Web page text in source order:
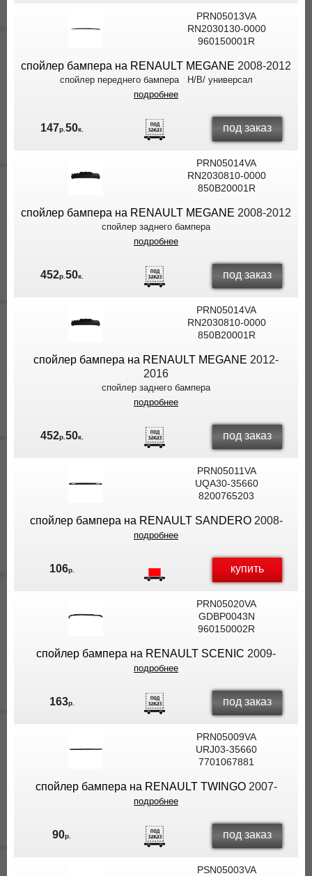
PRN05013VA
RN2030130-0000
960150001R
спойлер бампера на RENAULT MEGANE 2008-2012
спойлер переднего бампера H/B/ универсал
подробнее
147р. 50к. под заказ
PRN05014VA
RN2030810-0000
850B20001R
спойлер бампера на RENAULT MEGANE 2008-2012
спойлер заднего бампера
подробнее
452р. 50к. под заказ
PRN05014VA
RN2030810-0000
850B20001R
спойлер бампера на RENAULT MEGANE 2012-
2016
спойлер заднего бампера
подробнее
452р. 50к. под заказ
PRN05011VA
UQA30-35660
8200765203
спойлер бампера на RENAULT SANDERO2008-
подробнее
106р. купить
PRN05020VA
GDBP0043N
960150002R
спойлер бампера на RENAULT SCENIC 2009-
подробнее
163р. под заказ
PRN05009VA
URJ03-35660
7701067881
спойлер бампера на RENAULT TWINGO2007-
подробнее
90р. под заказ
PSN05003VA